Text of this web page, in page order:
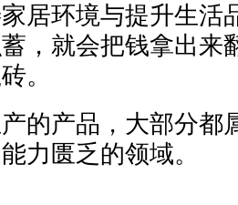
居环境与提升生活
，就会把钱拿出来
。
产品，大部分都
力匮乏的领域。